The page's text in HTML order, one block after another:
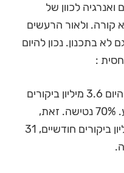
לכוון של
קורה. ולאור הרעשים
לא בתכנון. נכון להיום
:
לפי אתר סימילרווב מציג ישראל היום 3.6 מיליון ביקורים
בחודש. 7 דקות זמן ביקור ממוצע. 70% נטישה. זאת,
לעומת המתחרה ווינט עם 70 מיליון ביקורים חודשיים, 31